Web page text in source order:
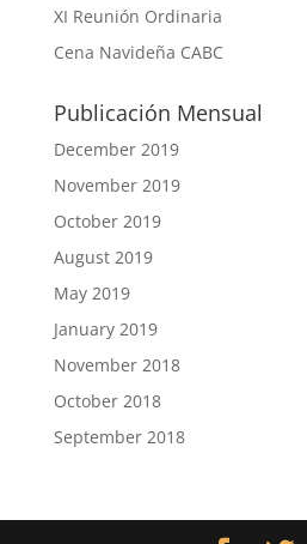
XI Reunión Ordinaria
Cena Navideña CABC
Publicación Mensual
December 2019
November 2019
October 2019
August 2019
May 2019
January 2019
November 2018
October 2018
September 2018